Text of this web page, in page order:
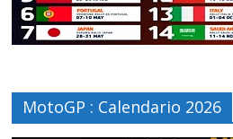
MotoGP : Calendario 2026